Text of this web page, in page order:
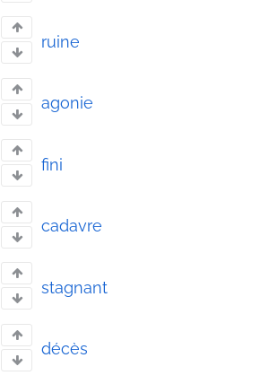
ruine
agonie
fini
cadavre
stagnant
décès